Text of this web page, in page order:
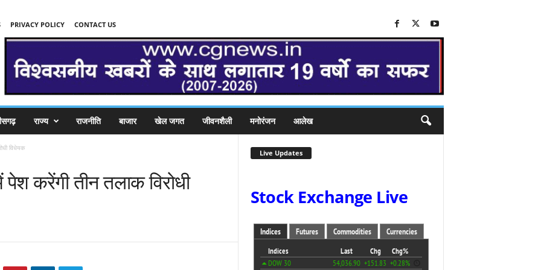
PRIVACY POLICY CONTACT US
राज्य राजनीति बाजार खेल जगत जीवनशैली मनोरंजन आलेख
विधेयक
करेंगी तीन तलाक विरोधी
Live Updates
Stock Exchange Live